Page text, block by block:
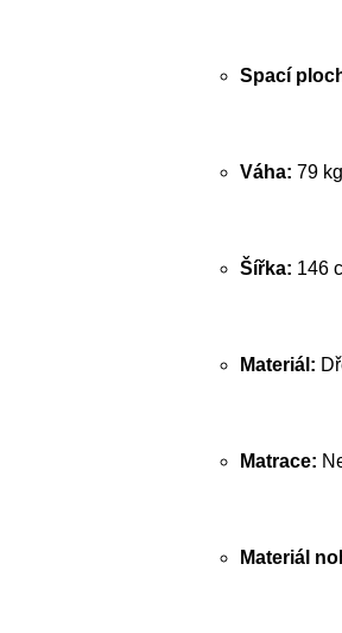
Spací
Váha: 79 kg
Šířka: 146
Materiál:
Matrace:
Materiál